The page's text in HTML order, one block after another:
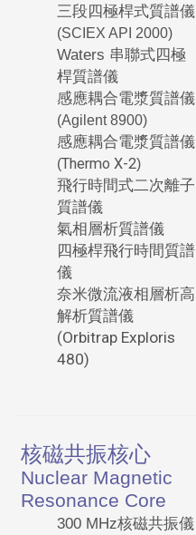
三段四極桿式質譜儀
(SCIEX API 2000)
Waters 串聯式四極
桿質譜儀
感應耦合電漿質譜儀
(Agilent 8900)
感應耦合電漿質譜儀
(Thermo X-2)
飛行時間式二次離子
質譜儀
氣相層析質譜儀
四極桿飛行時間質譜
儀
奈米微流液相層析高
解析質譜儀
(Orbitrap Exploris
480)
核磁共振核心
Nuclear Magnetic
Resonance Core
300 MHz核磁共振儀